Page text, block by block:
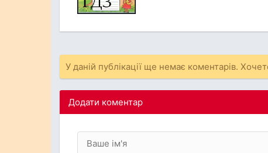
У даній публікації ще немає коментарів.
Додати коментар